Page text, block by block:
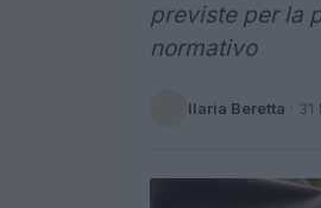
previste per la
normativo
Ilaria Beretta · 31